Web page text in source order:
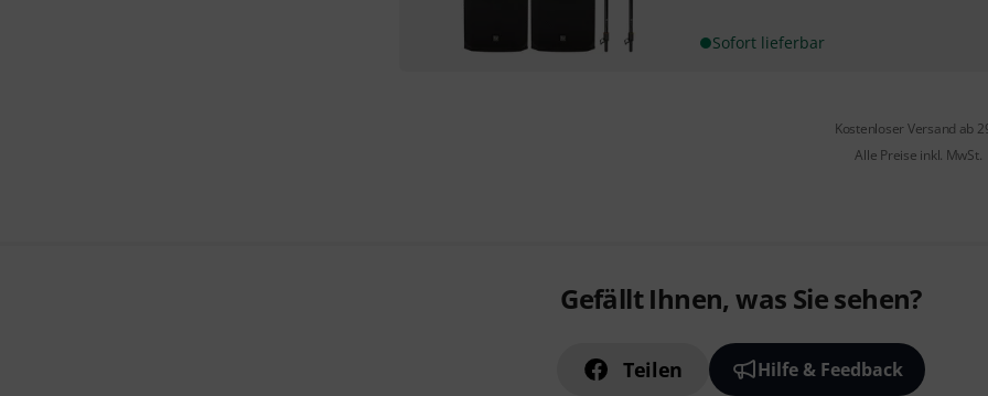
Sofort lieferbar
Kostenloser Versand ab
Alle Preise inkl. MwSt.
Gefällt Ihnen, was Sie sehen?
Teilen Hilfe & Feedback